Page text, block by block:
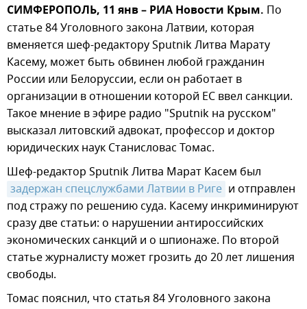
СИМФЕРОПОЛЬ, 11 янв – РИА Новости Крым. По
статье 84 Уголовного закона Латвии, которая
вменяется шеф-редактору Sputnik Литва Марату
Касему, может быть обвинен любой гражданин
России или Белоруссии, если он работает в
организации в отношении которой ЕС ввел санкции.
Такое мнение в эфире радио "Sputnik на русском"
высказал литовский адвокат, профессор и доктор
юридических наук Станисловас Томас.
Шеф-редактор Sputnik Литва Марат Касем был
задержан спецслужбами Латвии в Риге и отправлен
под стражу по решению суда. Касему инкриминируют
сразу две статьи: о нарушении антироссийских
экономических санкций и о шпионаже. По второй
статье журналисту может грозить до 20 лет лишения
свободы.
Томас пояснил, что статья 84 Уголовного закона